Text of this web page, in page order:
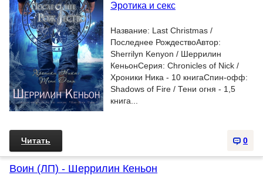
Эротика и секс
Название: Last Christmas /
Последнее РождествоАвтор:
Sherrilyn Kenyon / Шеррилин
КеньонСерия: Chronicles of Nick /
Хроники Ника - 10 книгаСпин-офф:
Shadows of Fire / Тени огня - 1,5
книга...
0
Читать
Воин (ЛП) - Шеррилин Кеньон